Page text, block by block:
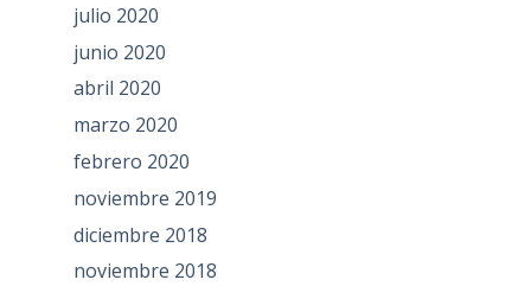
julio 2020
junio 2020
abril 2020
marzo 2020
febrero 2020
noviembre 2019
diciembre 2018
noviembre 2018